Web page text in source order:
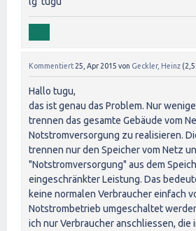
Kommentiert 25, Apr 2015 von Geckler, Heinz (
Hallo tugu,
das ist genau das Problem. Nur
trennen das gesamte Gebäude vom
Notstromversorgung zu realisieren.
trennen nur den Speicher vom Netz
"Notstromversorgung" aus dem
eingeschränkter Leistung. Das
keine normalen Verbraucher einfach
Notstrombetrieb umgeschaltet
ich nur Verbraucher anschliessen, die